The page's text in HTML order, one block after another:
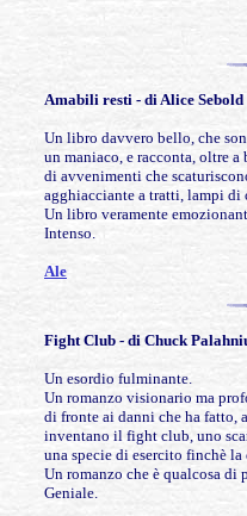
Amabili resti - di Alice Sebold
Un libro davvero bello, che
un maniaco, e racconta, oltre
di avvenimenti che
agghiacciante a tratti, lampi
Un libro veramente
Intenso.
Ale
Fight Club - di Chuck
Un esordio fulminante.
Un romanzo visionario ma
di fronte ai danni che ha fatto,
inventano il fight club, uno
una specie di esercito finchè
Un romanzo che è qualcosa di
Geniale.